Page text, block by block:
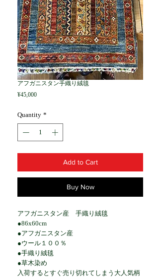
アフガニスタン手織り絨毯
¥45,000Price
Quantity *
Add to Cart
Buy Now
アフガニスタン産 手織り絨毯
●86x60cm
●アフガニスタン産
●ウール１００％
●手織り絨毯
●草木染め
入荷するとすぐ売り切れてしまう大人気柄